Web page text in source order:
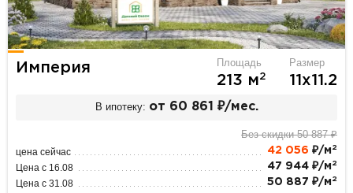
Империя Площадь
213 м2
Размер
11х11.2
В ипотеку: от 60 861 ₽/мес.
Без скидки 50 887 ₽
цена сейчас 42 056 ₽/м 2
Цена с 16.08 47 944 ₽/м 2
Цена с 31.08 50 887 ₽/м 2